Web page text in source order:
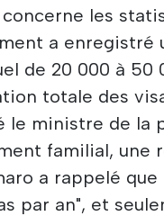
les
a enregistré
de 20 000 à 50
totale des
le ministre de la
familial, une
a rappelé
par an", et